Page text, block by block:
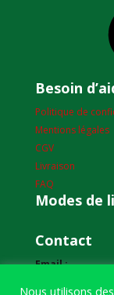
Besoin
Politique de
Mentions légales
CGV
Livraison
FAQ
Modes de
Contact
Email :
Nous utilisons